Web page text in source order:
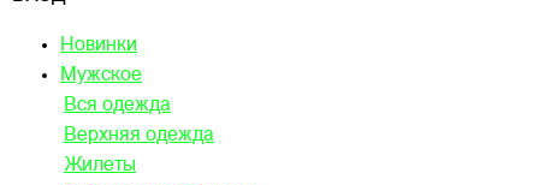
Новинки
Мужское
Вся одежда
Верхняя одежда
Жилеты